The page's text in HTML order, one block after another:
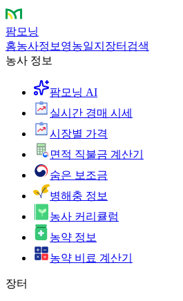
팜모닝
홈농사정보 영농일지 장터 검색
농사 정보
팜모닝 AI
실시간 경매 시세
시장별 가격
면적 직불금 계산기
숨은 보조금
병해충 정보
농사 커리큘럼
농약 정보
농약 비료 계산기
장터